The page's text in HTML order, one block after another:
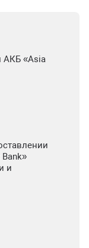
АКБ «Asia
и